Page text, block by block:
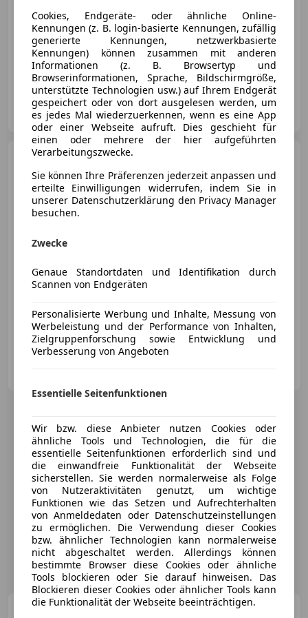
01/2023 8 285 km Benzin
375 kW (510 PS)
**1 JAHR GARANTIE KOSTENLOS** Finanzierung möglich
KFZ Lechner GmbH
AT-4782 St. Florian am Inn
03/2026 10 210 km Benzin 290 kW (394 PS)
Porsche Inter Auto GmbH & Co KG
Porsche 911
GT 3 Coupe PDK
Cookies, Endgeräte- oder ähnliche Online-
Kennungen (z. B. login-basierte Kennungen, zufällig
generierte Kennungen, netzwerkbasierte
Kennungen) können zusammen mit anderen
Informationen (z. B. Browsertyp und
Browserinformationen, Sprache, Bildschirmgröße,
unterstützte Technologien usw.) auf Ihrem Endgerät
gespeichert oder von dort ausgelesen werden, um
es jedes Mal wiederzuerkennen, wenn es eine App
oder einer Webseite aufruft. Dies geschieht für
einen oder mehrere der hier aufgeführten
Verarbeitungszwecke.
Sie können Ihre Präferenzen jederzeit anpassen und
erteilte Einwilligungen widerrufen, indem Sie in
unserer Datenschutzerklärung den Privacy Manager
besuchen.
Zwecke
Genaue Standortdaten und Identifikation durch
Scannen von Endgeräten
Personalisierte Werbung und Inhalte, Messung von
Werbeleistung und der Performance von Inhalten,
Zielgruppenforschung sowie Entwicklung und
Verbesserung von Angeboten
Essentielle Seitenfunktionen
Wir bzw. diese Anbieter nutzen Cookies oder
ähnliche Tools und Technologien, die für die
essentielle Seitenfunktionen erforderlich sind und
die einwandfreie Funktionalität der Webseite
sicherstellen. Sie werden normalerweise als Folge
von Nutzeraktivitäten genutzt, um wichtige
Funktionen wie das Setzen und Aufrechterhalten
von Anmeldedaten oder Datenschutzeinstellungen
zu ermöglichen. Die Verwendung dieser Cookies
bzw. ähnlicher Technologien kann normalerweise
nicht abgeschaltet werden. Allerdings können
bestimmte Browser diese Cookies oder ähnliche
Tools blockieren oder Sie darauf hinweisen. Das
Blockieren dieser Cookies oder ähnlicher Tools kann
die Funktionalität der Webseite beeinträchtigen.